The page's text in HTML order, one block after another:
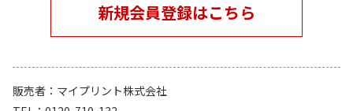
新規会員登録はこちら
販売者
マイプリント株式会社